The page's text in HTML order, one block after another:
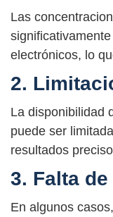
Las
electrónicos, lo
2.
La disponibilidad
puede ser
resultados
3. Falta
En algunos